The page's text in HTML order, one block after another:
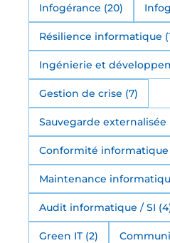
Infogérance (20)
Résilience informatique
Ingénierie et
Gestion de crise (7)
Sauvegarde externalisée
Conformité informatique
Maintenance
Audit informatique / SI
Green IT (2)